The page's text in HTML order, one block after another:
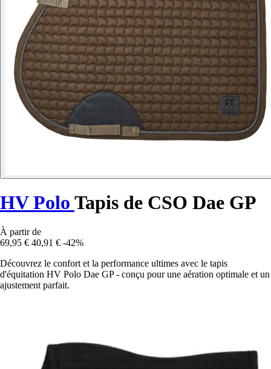
HV Polo Tapis de CSO Dae GP
À partir de
69,95 € 40,91 € -42%
Découvrez le confort et la performance ultimes avec le tapis
d'équitation HV Polo Dae GP - conçu pour une aération optimale et un
ajustement parfait.